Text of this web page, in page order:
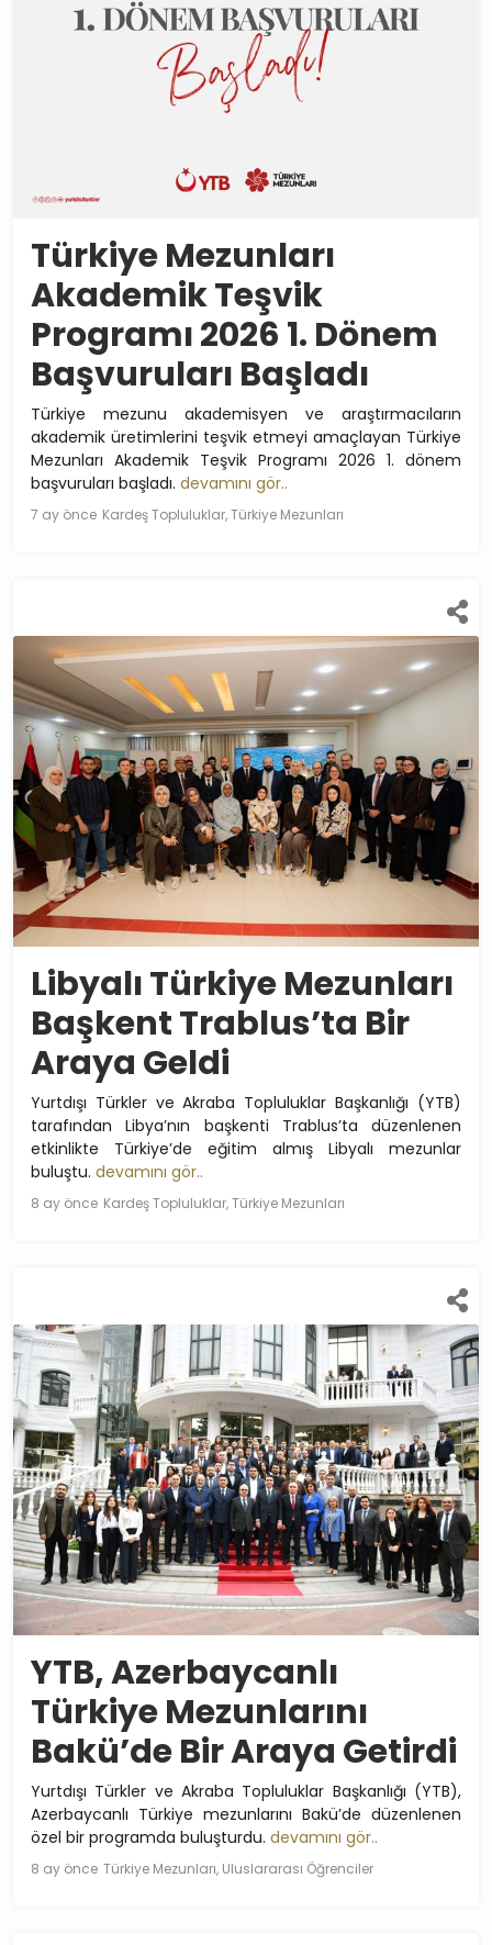
Türkiye Mezunları
Akademik Teşvik
Programı 2026 1. Dönem
Başvuruları Başladı
Türkiye mezunu akademisyen ve araştırmacıların
akademik üretimlerini teşvik etmeyi amaçlayan Türkiye
Mezunları Akademik Teşvik Programı 2026 1. dönem
başvuruları başladı. devamını gör..
7 ay önce Kardeş Topluluklar, Türkiye Mezunları
Libyalı Türkiye Mezunları
Başkent Trablus’ta Bir
Araya Geldi
Yurtdışı Türkler ve Akraba Topluluklar Başkanlığı (YTB)
tarafından Libya’nın başkenti Trablus’ta düzenlenen
etkinlikte Türkiye’de eğitim almış Libyalı mezunlar
buluştu. devamını gör..
8 ay önce Kardeş Topluluklar, Türkiye Mezunları
YTB, Azerbaycanlı
Türkiye Mezunlarını
Bakü’de Bir Araya Getirdi
Yurtdışı Türkler ve Akraba Topluluklar Başkanlığı (YTB),
Azerbaycanlı Türkiye mezunlarını Bakü’de düzenlenen
özel bir programda buluşturdu. devamını gör..
8 ay önce Türkiye Mezunları, Uluslararası Öğrenciler